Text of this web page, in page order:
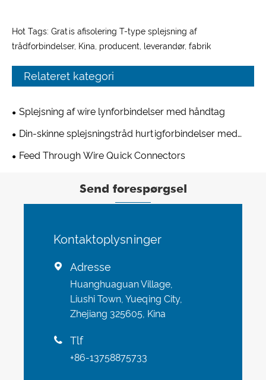
Hot Tags: Gratis afisolering T-type splejsning af
trådforbindelser, Kina, producent, leverandør, fabrik
Relateret kategori
Splejsning af wire lynforbindelser med håndtag
Din-skinne splejsningstråd hurtigforbindelser med
håndtag
Feed Through Wire Quick Connectors
Send forespørgsel
Kontaktoplysninger
 Adresse
Huanghuaguan Village,
Liushi Town, Yueqing City,
Zhejiang 325605, Kina
 Tlf
+86-13758875733